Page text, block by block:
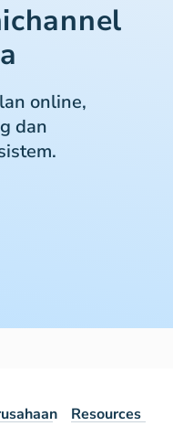
online,
dan
Resources